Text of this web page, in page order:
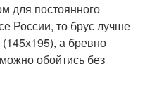
для постоянного
России, то брус лучше
а бревно
обойтись без